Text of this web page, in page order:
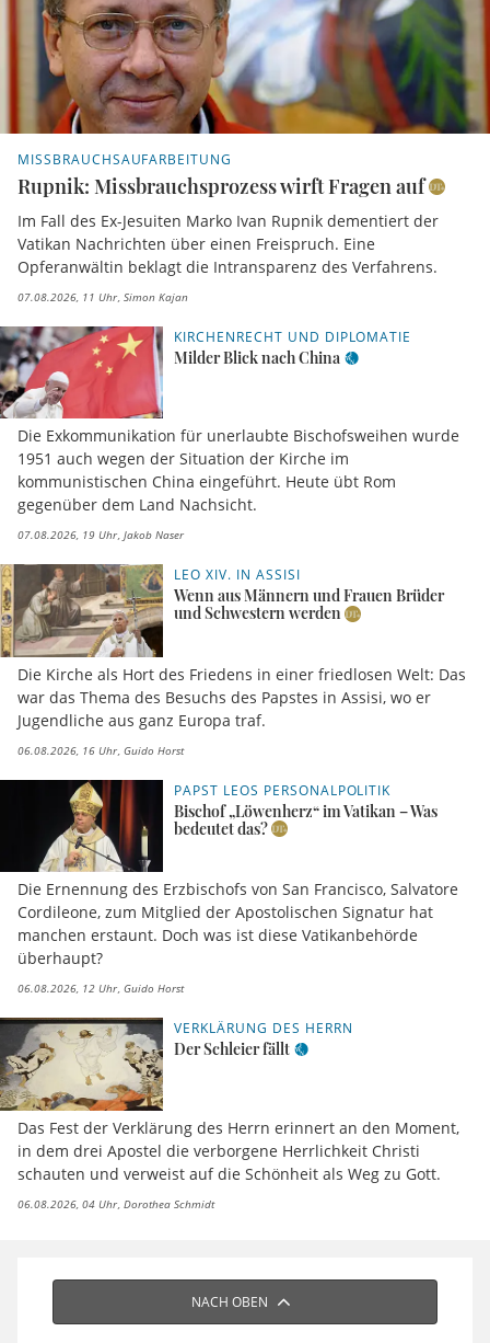
MISSBRAUCHSAUFARBEITUNG
Rupnik: Missbrauchsprozess wirft Fragen auf
Im Fall des Ex-Jesuiten Marko Ivan Rupnik dementiert der
Vatikan Nachrichten über einen Freispruch. Eine
Opferanwältin beklagt die Intransparenz des Verfahrens.
07.08.2026, 11 Uhr Simon Kajan
KIRCHENRECHT UND DIPLOMATIE
Milder Blick nach China
Die Exkommunikation für unerlaubte Bischofsweihen wurde
1951 auch wegen der Situation der Kirche im
kommunistischen China eingeführt. Heute übt Rom
gegenüber dem Land Nachsicht.
07.08.2026, 19 Uhr Jakob Naser
LEO XIV. IN ASSISI
Wenn aus Männern und Frauen Brüder
und Schwestern werden
Die Kirche als Hort des Friedens in einer friedlosen Welt: Das
war das Thema des Besuchs des Papstes in Assisi, wo er
Jugendliche aus ganz Europa traf.
06.08.2026, 16 Uhr Guido Horst
PAPST LEOS PERSONALPOLITIK
Bischof „Löwenherz“ im Vatikan – Was
bedeutet das?
Die Ernennung des Erzbischofs von San Francisco, Salvatore
Cordileone, zum Mitglied der Apostolischen Signatur hat
manchen erstaunt. Doch was ist diese Vatikanbehörde
überhaupt?
06.08.2026, 12 Uhr Guido Horst
VERKLÄRUNG DES HERRN
Der Schleier fällt
Das Fest der Verklärung des Herrn erinnert an den Moment,
in dem drei Apostel die verborgene Herrlichkeit Christi
schauten und verweist auf die Schönheit als Weg zu Gott.
06.08.2026, 04 Uhr Dorothea Schmidt
NACH OBEN